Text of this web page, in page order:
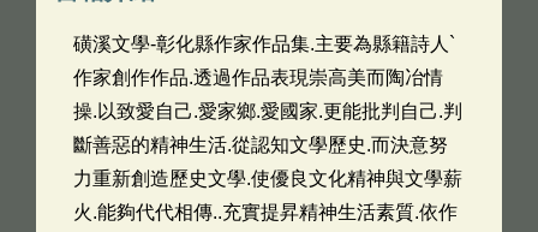
磺溪文學-彰化縣作家作品集.主要為縣籍詩人`
作家創作作品.透過作品表現崇高美而陶冶情
操.以致愛自己.愛家鄉.愛國家.更能批判自己.判
斷善惡的精神生活.從認知文學歷史.而決意努
力重新創造歷史文學.使優良文化精神與文學薪
火.能夠代代相傳..充實提昇精神生活素質.依作